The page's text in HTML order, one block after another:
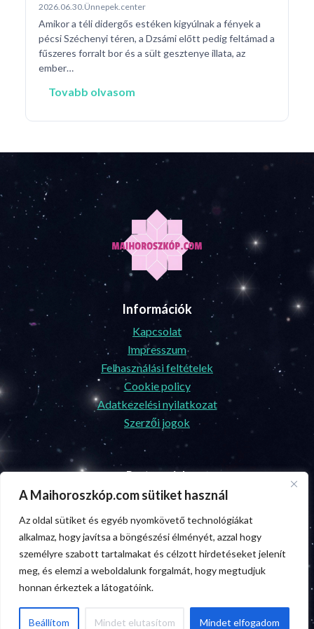
A Maihoroszkóp.com sütiket használ
Az oldal sütiket és egyéb nyomkövető technológiákat
alkalmaz, hogy javítsa a böngészési élményét, azzal hogy
személyre szabott tartalmakat és célzott hirdetéseket jelenít
meg, és elemzi a weboldalunk forgalmát, hogy megtudjuk
honnan érkeztek a látogatóink.
Beállítom Mindet elutasítom Mindet elfogadom
2026.06.30. Ünnepek.center
Amikor a téli didergős estéken kigyúlnak a fények a
pécsi Széchenyi téren, a Dzsámi előtt pedig feltámad a
fűszeres forralt bor és a sült gesztenye illata, az
ember…
Tovabb olvasom
Információk
Kapcsolat
Impresszum
Felhasználási feltételek
Cookie policy
Adatkezelési nyilatkozat
Szerzői jogok
Partnereink
Ünnepek.center
Biztosításszakértő.com
Egészségmagazin.com
Hitelszakértő.com
FacebookMessenger
X GmailSkype